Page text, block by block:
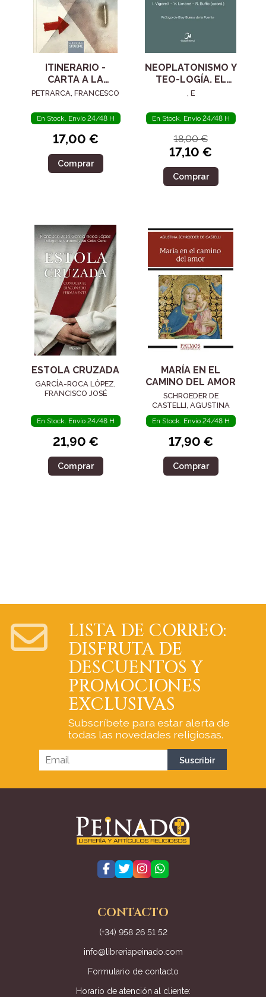
ITINERARIO -
CARTA A LA
POSTERIDAD
PETRARCA, FRANCESCO
En Stock. Envío 24/48 H
17,00 €
Comprar
NEOPLATONISMO Y
TEO-LOGÍA. EL
SIGLO IV
, E
En Stock. Envío 24/48 H
18,00 €
17,10 €
Comprar
ESTOLA CRUZADA
GARCÍA-ROCA LÓPEZ,
FRANCISCO JOSÉ
En Stock. Envío 24/48 H
21,90 €
Comprar
MARÍA EN EL
CAMINO DEL AMOR
SCHROEDER DE
CASTELLI, AGUSTINA
En Stock. Envío 24/48 H
17,90 €
Comprar
LISTA DE CORREO:
DISFRUTA DE
DESCUENTOS Y
PROMOCIONES
EXCLUSIVAS
Subscríbete para estar alerta de
todas las novedades religiosas.
CONTACTO
(+34) 958 26 51 52
info@libreriapeinado.com
Formulario de contacto
Horario de atención al cliente: